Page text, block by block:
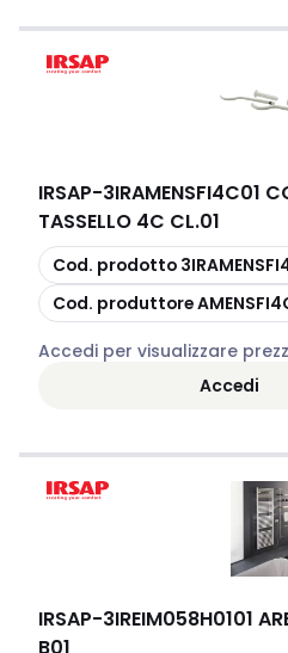
IRSAP-3IRAMENSFI4C01
TASSELLO 4C CL.01
copia
Cod. prodotto
copia
Cod. produttore
Accedi per visualizzare
Accedi
IRSAP-3IREIM058H0101